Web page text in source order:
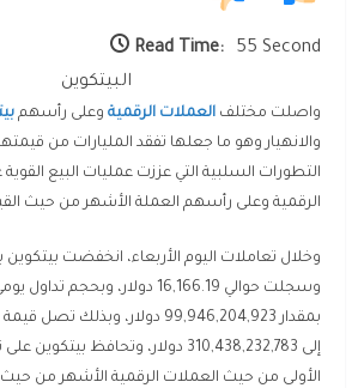
Read Time:
55 Second
البيتكوين
واصلت مختلف العملات الرقمية وعلى رأسهم
والانهيار وهو ما جعلها تفقد المليارات من
التطورات السلبية التي عززت عمليات البيع
الرقمية وعلى رأسهم العملة الأشهر من حيث
وسجلت حوالي 16,166.19 دولار، وبحجم
بمقدار 99,946,204,923 دولار،
إلى 310,438,232,783 دولار، وتحافظ
الأولى من حيث العملات الرقمية الأشهر من حيث